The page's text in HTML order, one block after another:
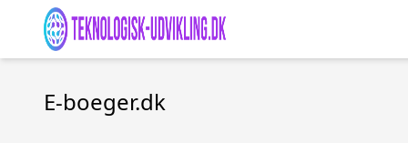
E-boeger.dk